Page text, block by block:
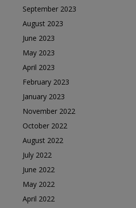
September 2023
August 2023
June 2023
May 2023
April 2023
February 2023
January 2023
November 2022
October 2022
August 2022
July 2022
June 2022
May 2022
April 2022